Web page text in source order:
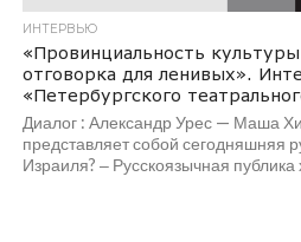
ИНТЕРВЬЮ
«Провинциальность
отговорка для ленивых».
«Петербургского
Диалог : Александр Урес — Маша
представляет собой сегодняшняя
Израиля? ‒ Русскоязычная публика